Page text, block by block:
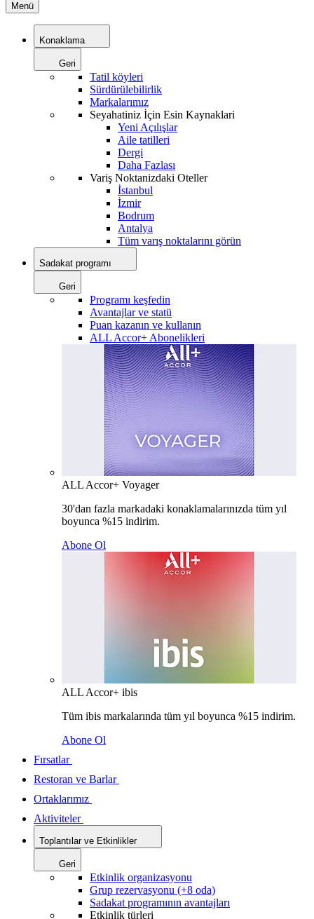
Menü
Konaklama
Geri
Tatil köyleri
Sürdürülebilirlik
Markalarımız
Seyahatiniz İçin Esin Kaynaklari
Yeni Açılışlar
Aile tatilleri
Dergi
Daha Fazlası
Variş Noktanizdaki Oteller
İstanbul
İzmir
Bodrum
Antalya
Tüm varış noktalarını görün
Sadakat programı
Geri
Programı keşfedin
Avantajlar ve statü
Puan kazanın ve kullanın
ALL Accor+ Abonelikleri
ALL Accor+ Voyager
30'dan fazla markadaki konaklamalarınızda tüm yıl
boyunca %15 indirim.
Abone Ol
ALL Accor+ ibis
Tüm ibis markalarında tüm yıl boyunca %15 indirim.
Abone Ol
Fırsatlar
Restoran ve Barlar
Ortaklarımız
Aktiviteler
Toplantılar ve Etkinlikler
Geri
Etkinlik organizasyonu
Grup rezervasyonu (+8 oda)
Sadakat programının avantajları
Etkinlik türleri